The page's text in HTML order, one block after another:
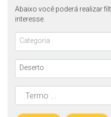
Abaixo você poderá realizar
interesse.
Categoria
Deserto